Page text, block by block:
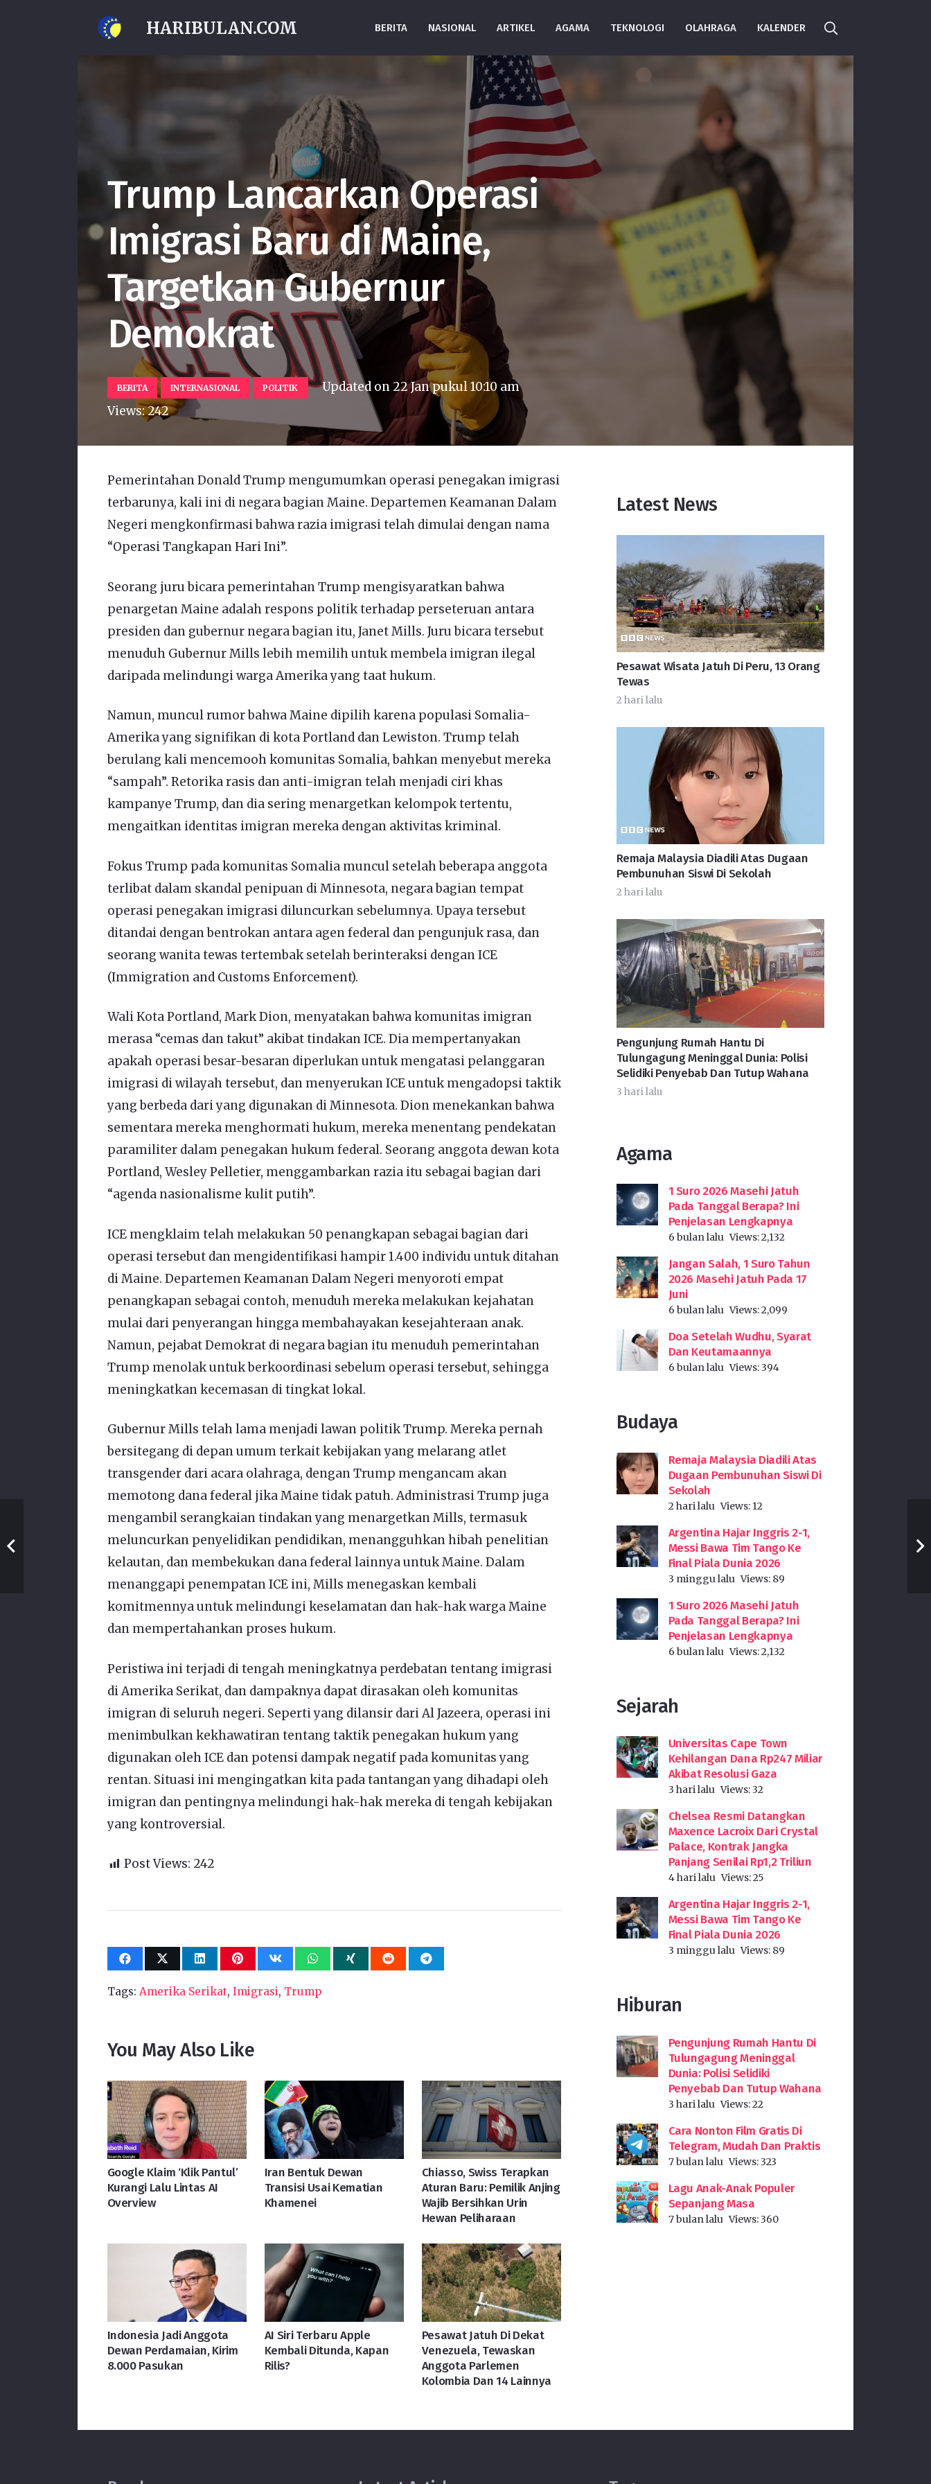
HARIBULAN.COM BERITA NASIONAL ARTIKEL AGAMA TEKNOLOGI OLAHRAGA KALENDER
Trump Lancarkan Operasi
Imigrasi Baru di Maine,
Targetkan Gubernur
Demokrat
BERITA INTERNASIONAL POLITIK Updated on 22 Jan pukul 10:10 am
Views:242
Pemerintahan Donald Trump mengumumkan operasi penegakan imigrasi
terbarunya, kali ini di negara bagian Maine. Departemen Keamanan Dalam
Negeri mengkonfirmasi bahwa razia imigrasi telah dimulai dengan nama
“Operasi Tangkapan Hari Ini”.
Seorang juru bicara pemerintahan Trump mengisyaratkan bahwa
penargetan Maine adalah respons politik terhadap perseteruan antara
presiden dan gubernur negara bagian itu, Janet Mills. Juru bicara tersebut
menuduh Gubernur Mills lebih memilih untuk membela imigran ilegal
daripada melindungi warga Amerika yang taat hukum.
Namun, muncul rumor bahwa Maine dipilih karena populasi Somalia-
Amerika yang signifikan di kota Portland dan Lewiston. Trump telah
berulang kali mencemooh komunitas Somalia, bahkan menyebut mereka
“sampah”. Retorika rasis dan anti-imigran telah menjadi ciri khas
kampanye Trump, dan dia sering menargetkan kelompok tertentu,
mengaitkan identitas imigran mereka dengan aktivitas kriminal.
Fokus Trump pada komunitas Somalia muncul setelah beberapa anggota
terlibat dalam skandal penipuan di Minnesota, negara bagian tempat
operasi penegakan imigrasi diluncurkan sebelumnya. Upaya tersebut
ditandai dengan bentrokan antara agen federal dan pengunjuk rasa, dan
seorang wanita tewas tertembak setelah berinteraksi dengan ICE
(Immigration and Customs Enforcement).
Wali Kota Portland, Mark Dion, menyatakan bahwa komunitas imigran
merasa “cemas dan takut” akibat tindakan ICE. Dia mempertanyakan
apakah operasi besar-besaran diperlukan untuk mengatasi pelanggaran
imigrasi di wilayah tersebut, dan menyerukan ICE untuk mengadopsi taktik
yang berbeda dari yang digunakan di Minnesota. Dion menekankan bahwa
sementara mereka menghormati hukum, mereka menentang pendekatan
paramiliter dalam penegakan hukum federal. Seorang anggota dewan kota
Portland, Wesley Pelletier, menggambarkan razia itu sebagai bagian dari
“agenda nasionalisme kulit putih”.
ICE mengklaim telah melakukan 50 penangkapan sebagai bagian dari
operasi tersebut dan mengidentifikasi hampir 1.400 individu untuk ditahan
di Maine. Departemen Keamanan Dalam Negeri menyoroti empat
penangkapan sebagai contoh, menuduh mereka melakukan kejahatan
mulai dari penyerangan hingga membahayakan kesejahteraan anak.
Namun, pejabat Demokrat di negara bagian itu menuduh pemerintahan
Trump menolak untuk berkoordinasi sebelum operasi tersebut, sehingga
meningkatkan kecemasan di tingkat lokal.
Gubernur Mills telah lama menjadi lawan politik Trump. Mereka pernah
bersitegang di depan umum terkait kebijakan yang melarang atlet
transgender dari acara olahraga, dengan Trump mengancam akan
memotong dana federal jika Maine tidak patuh. Administrasi Trump juga
mengambil serangkaian tindakan yang menargetkan Mills, termasuk
meluncurkan penyelidikan pendidikan, menangguhkan hibah penelitian
kelautan, dan membekukan dana federal lainnya untuk Maine. Dalam
menanggapi penempatan ICE ini, Mills menegaskan kembali
komitmennya untuk melindungi keselamatan dan hak-hak warga Maine
dan mempertahankan proses hukum.
Peristiwa ini terjadi di tengah meningkatnya perdebatan tentang imigrasi
di Amerika Serikat, dan dampaknya dapat dirasakan oleh komunitas
imigran di seluruh negeri. Seperti yang dilansir dari Al Jazeera, operasi ini
menimbulkan kekhawatiran tentang taktik penegakan hukum yang
digunakan oleh ICE dan potensi dampak negatif pada komunitas yang
rentan. Situasi ini mengingatkan kita pada tantangan yang dihadapi oleh
imigran dan pentingnya melindungi hak-hak mereka di tengah kebijakan
yang kontroversial.
Post Views: 242
Tags: Amerika Serikat, Imigrasi, Trump
You May Also Like
Google Klaim ‘Klik Pantul’
Kurangi Lalu Lintas AI
Overview
Iran Bentuk Dewan
Transisi Usai Kematian
Khamenei
Chiasso, Swiss Terapkan
Aturan Baru: Pemilik Anjing
Wajib Bersihkan Urin
Hewan Peliharaan
Indonesia Jadi Anggota
Dewan Perdamaian, Kirim
8.000 Pasukan
AI Siri Terbaru Apple
Kembali Ditunda, Kapan
Rilis?
Pesawat Jatuh Di Dekat
Venezuela, Tewaskan
Anggota Parlemen
Kolombia Dan 14 Lainnya
Latest News
Pesawat Wisata Jatuh Di Peru, 13 Orang
Tewas
2 hari lalu
Remaja Malaysia Diadili Atas Dugaan
Pembunuhan Siswi Di Sekolah
2 hari lalu
Pengunjung Rumah Hantu Di
Tulungagung Meninggal Dunia: Polisi
Selidiki Penyebab Dan Tutup Wahana
3 hari lalu
Agama
1 Suro 2026 Masehi Jatuh
Pada Tanggal Berapa? Ini
Penjelasan Lengkapnya
6 bulan lalu Views:2,132
Jangan Salah, 1 Suro Tahun
2026 Masehi Jatuh Pada 17
Juni
6 bulan lalu Views:2,099
Doa Setelah Wudhu, Syarat
Dan Keutamaannya
6 bulan lalu Views:394
Budaya
Remaja Malaysia Diadili Atas
Dugaan Pembunuhan Siswi Di
Sekolah
2 hari lalu Views: 12
Argentina Hajar Inggris 2-1,
Messi Bawa Tim Tango Ke
Final Piala Dunia 2026
3 minggu lalu Views: 89
1 Suro 2026 Masehi Jatuh
Pada Tanggal Berapa? Ini
Penjelasan Lengkapnya
6 bulan lalu Views:2,132
Sejarah
Universitas Cape Town
Kehilangan Dana Rp247 Miliar
Akibat Resolusi Gaza
3 hari lalu Views:32
Chelsea Resmi Datangkan
Maxence Lacroix Dari Crystal
Palace, Kontrak Jangka
Panjang Senilai Rp1,2 Triliun
4 hari lalu Views:25
Argentina Hajar Inggris 2-1,
Messi Bawa Tim Tango Ke
Final Piala Dunia 2026
3 minggu lalu Views: 89
Hiburan
Pengunjung Rumah Hantu Di
Tulungagung Meninggal
Dunia: Polisi Selidiki
Penyebab Dan Tutup Wahana
3 hari lalu Views:22
Cara Nonton Film Gratis Di
Telegram, Mudah Dan Praktis
7 bulan lalu Views:323
Lagu Anak-Anak Populer
Sepanjang Masa
7 bulan lalu Views:360